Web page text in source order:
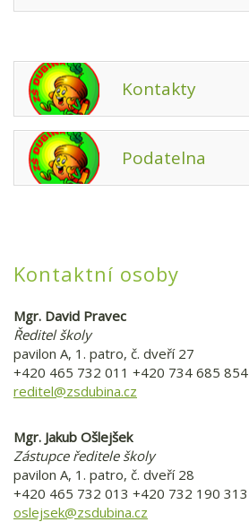
Kontakty
Podatelna
Kontaktní osoby
Mgr. David Pravec
Ředitel školy
pavilon A, 1. patro, č. dveří 27
+420 465 732 011 +420 734 685 854
reditel@zsdubina.cz
Mgr. Jakub Ošlejšek
Zástupce ředitele školy
pavilon A, 1. patro, č. dveří 28
+420 465 732 013 +420 732 190 313
oslejsek@zsdubina.cz